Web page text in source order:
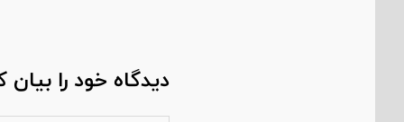
دیدگاه خود را بیان